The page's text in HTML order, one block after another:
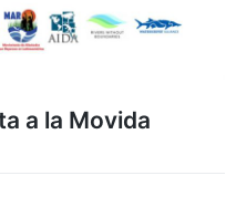
a la Movida